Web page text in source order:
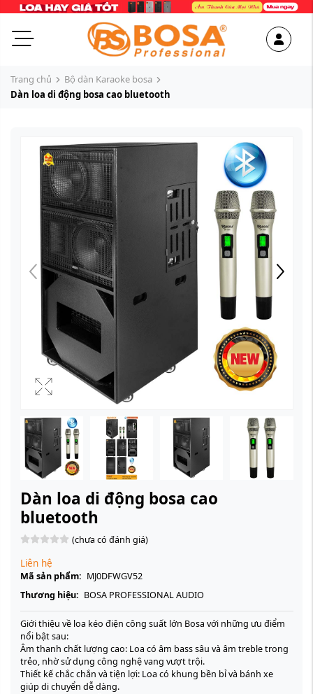
Trang chủ
Bộ dàn Karaoke bosa
Dàn loa di động bosa cao bluetooth
Dàn loa di động bosa cao
bluetooth
(chưa có đánh giá)
Liên hệ
Mã sản phẩm: MJ0DFWGV52
Thương hiệu: BOSA PROFESSIONAL AUDIO
Giới thiệu về loa kéo điện công suất lớn Bosa với những ưu điểm
nổi bật sau:
Âm thanh chất lượng cao: Loa có âm bass sâu và âm treble trong
trẻo, nhờ sử dụng công nghệ vang vượt trội.
Thiết kế chắc chắn và tiện lợi: Loa có khung bền bỉ và bánh xe
giúp di chuyển dễ dàng.